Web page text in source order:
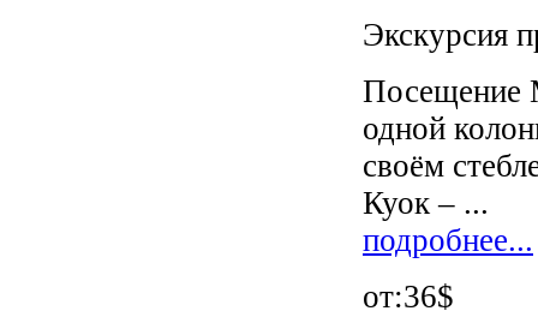
Экскурсия
Посещение
одной
своём
Куок – ...
подробнее...
от:36$